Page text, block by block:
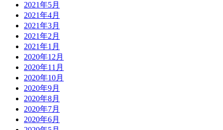
2021年5月
2021年4月
2021年3月
2021年2月
2021年1月
2020年12月
2020年11月
2020年10月
2020年9月
2020年8月
2020年7月
2020年6月